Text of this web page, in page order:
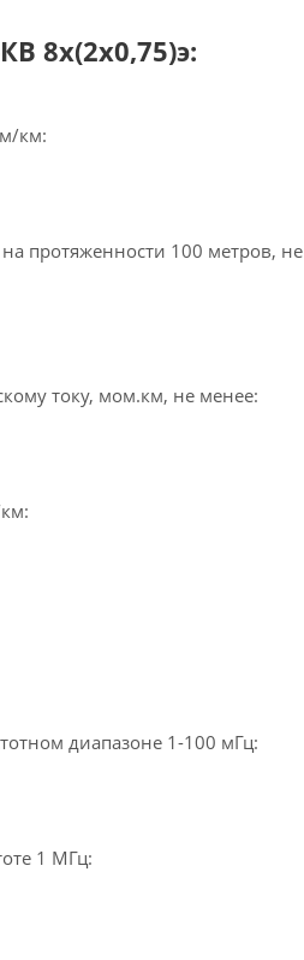
8х(2х0,75)э:
км:
протяженности 100 метров, не
току, мом.км, не менее:
диапазоне 1-100 мГц:
1 МГц: